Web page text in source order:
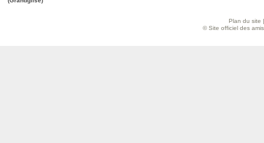
Plan du site
© Site officiel des